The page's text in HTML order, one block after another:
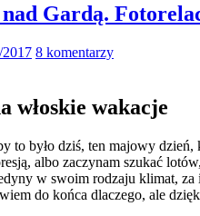
Gardą.
2017 8 komentarzy
włoskie wakacje
to było dziś, ten majowy
albo zaczynam szukać
w swoim rodzaju klimat, za
do końca dlaczego, ale